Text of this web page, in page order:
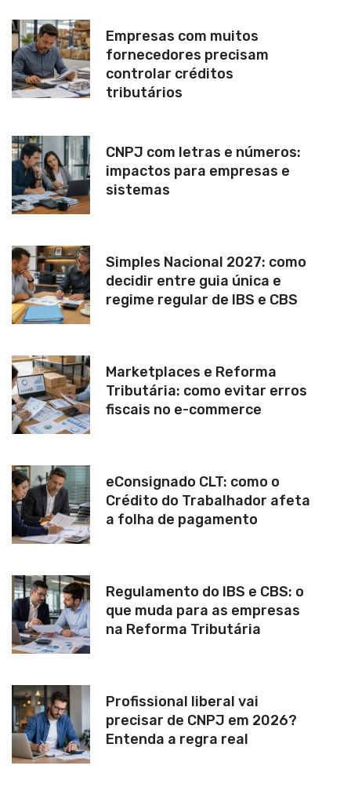
Empresas com muitos
fornecedores precisam
controlar créditos
tributários
CNPJ com letras e números:
impactos para empresas e
sistemas
Simples Nacional 2027: como
decidir entre guia única e
regime regular de IBS e CBS
Marketplaces e Reforma
Tributária: como evitar erros
fiscais no e-commerce
eConsignado CLT: como o
Crédito do Trabalhador afeta
a folha de pagamento
Regulamento do IBS e CBS: o
que muda para as empresas
na Reforma Tributária
Profissional liberal vai
precisar de CNPJ em 2026?
Entenda a regra real